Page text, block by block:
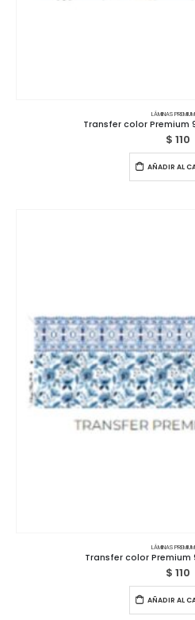
LÁMINAS
Transfer color Premium
$ 110
AÑADIR AL
LÁMINAS
Transfer color Premium
$ 110
AÑADIR AL